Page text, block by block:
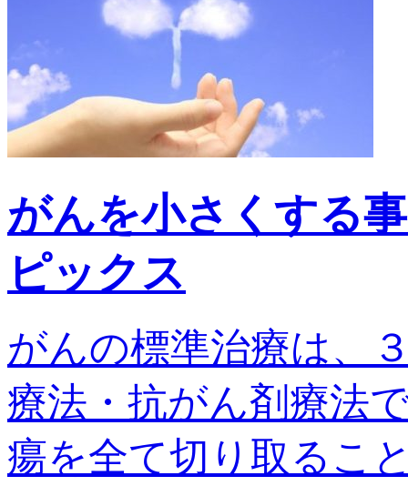
がんを小さくする
ピックス
がんの標準治療は、
療法・抗がん剤療法
瘍を全て切り取るこ